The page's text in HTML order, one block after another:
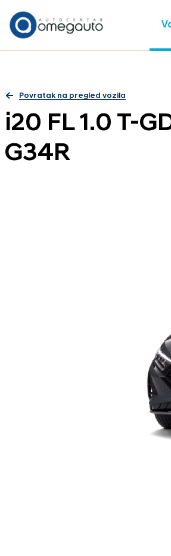
Povratak na pregled vozila
i20 FL 1.0 T-
G34R